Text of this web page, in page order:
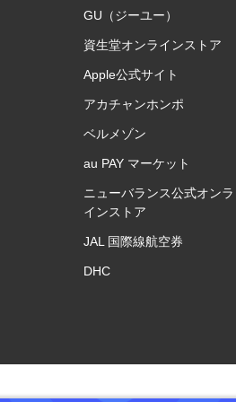
GU（ジーユー）
資生堂オンラインストア
Apple公式サイト
アカチャンホンポ
ベルメゾン
au PAY マーケット
ニューバランス公式オンラ
インストア
JAL 国際線航空券
DHC